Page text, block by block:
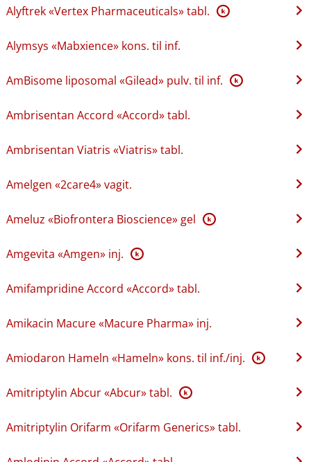
Alyftrek «Vertex Pharmaceuticals» tabl. K
Alymsys «Mabxience» kons. til inf.
AmBisome liposomal «Gilead» pulv. til inf. K
Ambrisentan Accord «Accord» tabl.
Ambrisentan Viatris «Viatris» tabl.
Amelgen «2care4» vagit.
Ameluz «Biofrontera Bioscience» gel K
Amgevita «Amgen» inj. K
Amifampridine Accord «Accord» tabl.
Amikacin Macure «Macure Pharma» inj.
Amiodaron Hameln «Hameln» kons. til inf.​/​inj. K
Amitriptylin Abcur «Abcur» tabl. K
Amitriptylin Orifarm «Orifarm Generics» tabl.